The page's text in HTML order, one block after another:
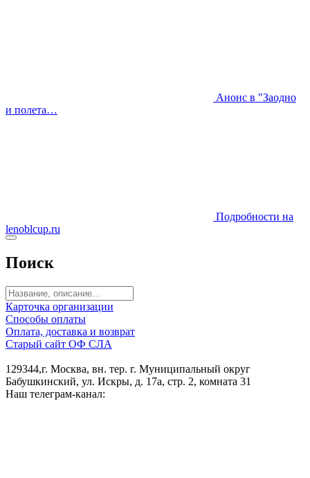
Анонс в "Заодно
и полета…
Подробности на
lenoblcup.ru
Поиск
Карточка организации
Способы оплаты
Оплата, доставка и возврат
Старый сайт ОФ СЛА
129344,г. Москва, вн. тер. г. Муниципальный округ
Бабушкинский, ул. Искры, д. 17а, стр. 2, комната 31
Наш телеграм-канал: